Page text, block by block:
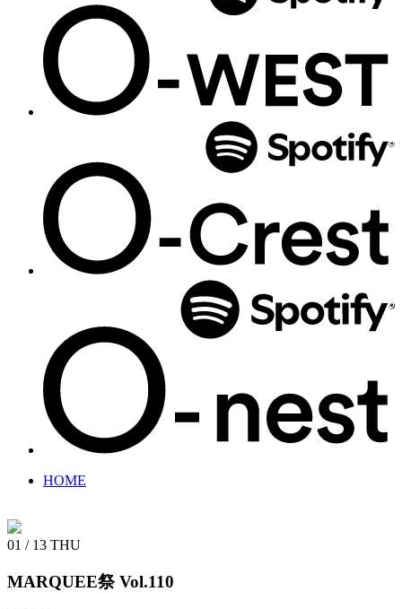
HOME
01 / 13 THU
MARQUEE祭 Vol.110